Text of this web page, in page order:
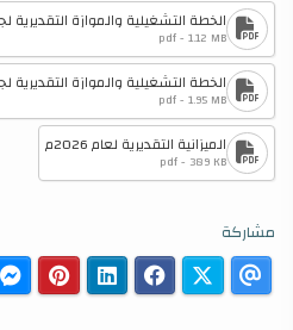
الخطة التشغيلية والموازة التقديرية
pdf - 1.12 MB
الخطة التشغيلية والموازة التقديرية
pdf - 1.95 MB
الميزانية التقديرية لعام 2026م
pdf - 389 KB
مشاركة